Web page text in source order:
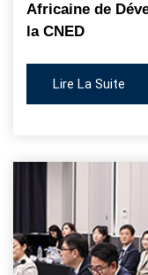
Africaine de
la CNED
Lire La Suite